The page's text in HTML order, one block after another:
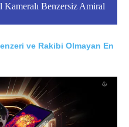
Benzersiz Amiral
ve Rakibi Olmayan En